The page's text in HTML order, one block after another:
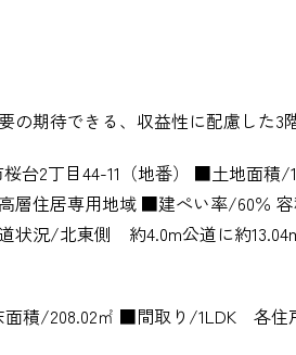
期待できる、収益性に配慮した3
2丁目44-11（地番） ■土地面積
住居専用地域 ■建ぺい率/60％
状況/北東側 約4.0m公道に約
/208.02㎡ ■間取り/1LDK 各住